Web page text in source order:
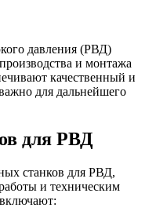
давления (РВД)
и монтажа
качественный и
для дальнейшего
для РВД
станков для РВД,
и техническим